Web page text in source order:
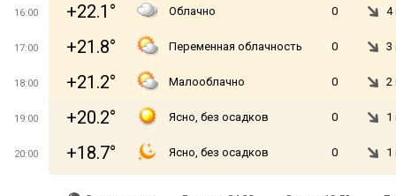
16:00 +22.1° Облачно 0 4
17:00 +21.8° Переменная облачность 0 3
18:00 +21.2° Малооблачно 0 2
19:00 +20.2° Ясно, без осадков 0 1
20:00 +18.7° Ясно, без осадков 0 1